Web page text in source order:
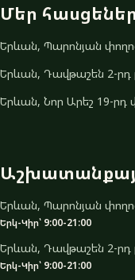
Մեր
Երևան, Պարոնյան
Երևան, Դավթաշեն 2-
Երևան, Նոր Արեշ 19-րդ
Երևան, Պարոնյան
Երկ-Կիր՝ 9:00-21:00
Երևան, Դավթաշեն 2-
Երկ-Կիր՝ 9:00-21:00